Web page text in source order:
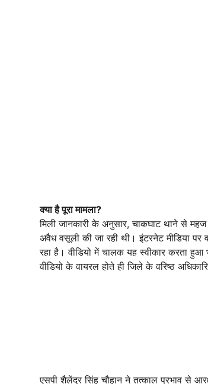
क्या है पूरा मामला?
मिली जानकारी के अनुसार, चाकघाट थाने से
अवैध वसूली की जा रही थी। इंटरनेट मीडिया पर
रहा है। वीडियो में चालक यह स्वीकार करता
वीडियो के वायरल होते ही जिले के वरिष्ठ
एसपी शैलेंद्र सिंह चौहान ने तत्काल प्रभाव से